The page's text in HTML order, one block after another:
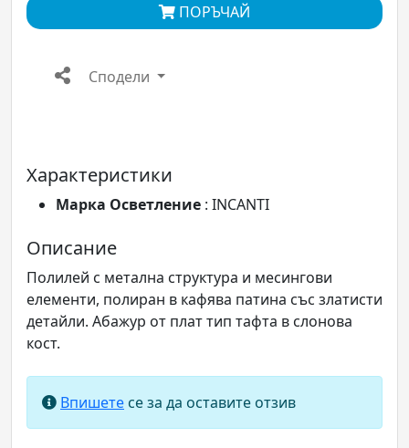
ПОРЪЧАЙ
Сподели
Характеристики
Марка Осветление : INCANTI
Описание
Полилей с метална структура и месингови
елементи, полиран в кафява патина със златисти
детайли. Абажур от плат тип тафта в слонова
кост.
Впишете се за да оставите отзив